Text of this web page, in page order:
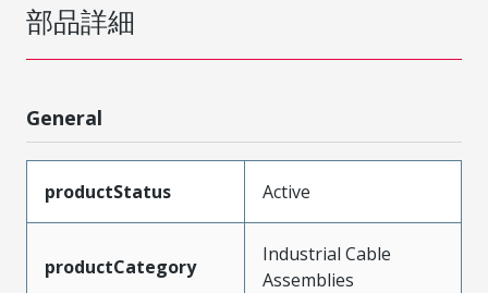
部品詳細
General
productStatus Active
productCategory
Industrial Cable
Assemblies